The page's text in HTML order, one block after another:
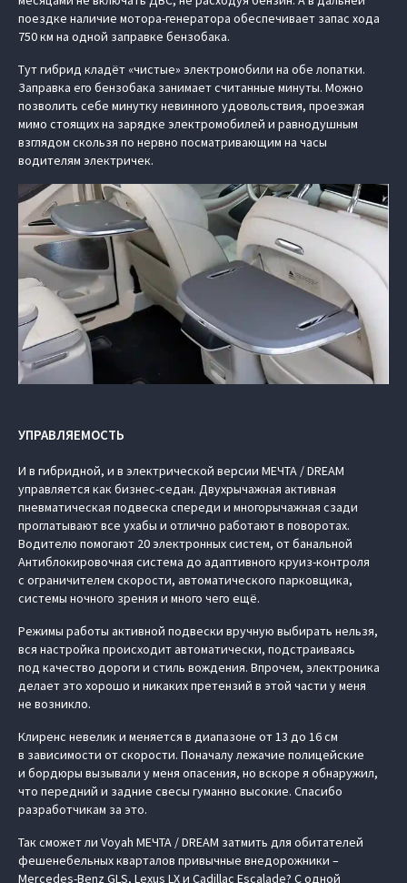
поездке наличие мотора-генератора обеспечивает запас хода
750 км на одной заправке бензобака.
Тут гибрид кладёт «чистые» электромобили на обе лопатки.
Заправка его бензобака занимает считанные минуты. Можно
позволить себе минутку невинного удовольствия, проезжая
мимо стоящих на зарядке электромобилей и равнодушным
взглядом скользя по нервно посматривающим на часы
водителям электричек.
УПРАВЛЯЕМОСТЬ
И в гибридной, и в электрической версии МЕЧТА / DREAM
управляется как бизнес-седан. Двухрычажная активная
пневматическая подвеска спереди и многорычажная сзади
проглатывают все ухабы и отлично работают в поворотах.
Водителю помогают 20 электронных систем, от банальной
Антиблокировочная система до адаптивного круиз-контроля
с ограничителем скорости, автоматического парковщика,
системы ночного зрения и много чего ещё.
Режимы работы активной подвески вручную выбирать нельзя,
вся настройка происходит автоматически, подстраиваясь
под качество дороги и стиль вождения. Впрочем, электроника
делает это хорошо и никаких претензий в этой части у меня
не возникло.
Клиренс невелик и меняется в диапазоне от 13 до 16 см
в зависимости от скорости. Поначалу лежачие полицейские
и бордюры вызывали у меня опасения, но вскоре я обнаружил,
что передний и задние свесы гуманно высокие. Спасибо
разработчикам за это.
Так сможет ли Voyah МЕЧТА / DREAM затмить для обитателей
фешенебельных кварталов привычные внедорожники –
Mercedes-Benz GLS, Lexus LX и Cadillac Escalade? С одной